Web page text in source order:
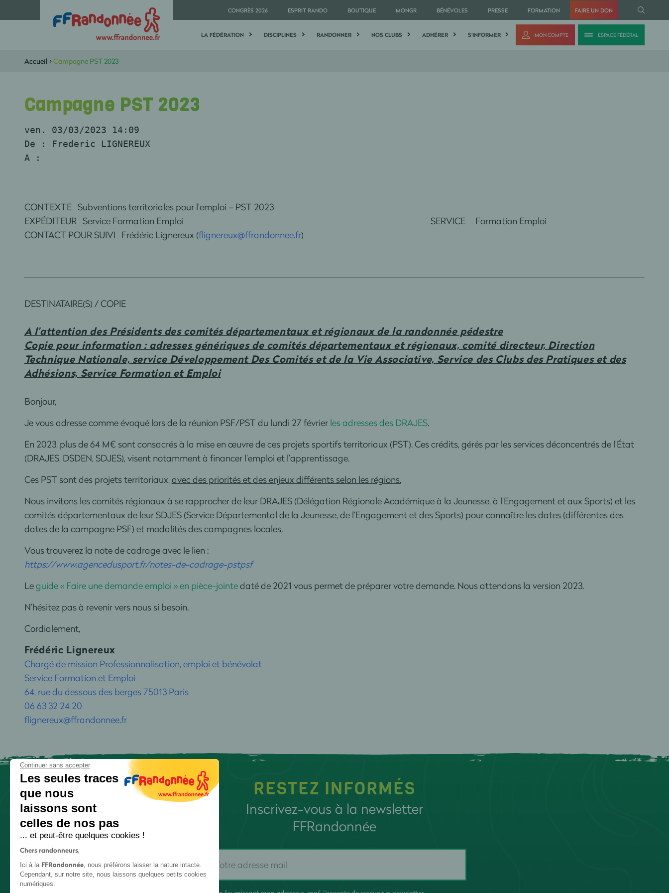
CONGRÈS 2026 ESPRIT RANDO BOUTIQUE MONGR BÉNÉVOLES PRESSE FORMATION FAIRE UN DON
LA FÉDÉRATION DISCIPLINES RANDONNER NOS CLUBS ADHÉRER S'INFORMER MON COMPTE ESPACE FÉDÉRAL
Accueil >Campagne PST 2023
Campagne PST 2023
ven. 03/03/2023 14:09
De : Frederic LIGNEREUX
A :
CONTEXTE Subventions territoriales pour l’emploi – PST 2023
EXPÉDITEUR Service Formation Emploi SERVICE Formation Emploi
CONTACT POUR SUIVI Frédéric Lignereux (flignereux@ffrandonnee.fr)
DESTINATAIRE(S) / COPIE
A l’attention des Présidents des comités départementaux et régionaux de la randonnée pédestre
Copie pour information : adresses génériques de comités départementaux et régionaux, comité directeur, Direction
Technique Nationale, service Développement Des Comités et de la Vie Associative, Service des Clubs des Pratiques et des
Adhésions, Service Formation et Emploi
Bonjour,
Je vous adresse comme évoqué lors de la réunion PSF/PST du lundi 27 février les adresses des DRAJES.
En 2023, plus de 64 M€ sont consacrés à la mise en œuvre de ces projets sportifs territoriaux (PST). Ces crédits, gérés par les services déconcentrés de l’État
(DRAJES, DSDEN, SDJES), visent notamment à financer l’emploi et l’apprentissage.
Ces PST sont des projets territoriaux,avec des priorités et des enjeux différents selon les régions.
Nous invitons les comités régionaux à se rapprocher de leur DRAJES (Délégation Régionale Académique à la Jeunesse, à l’Engagement et aux Sports) et les
comités départementaux de leur SDJES (Service Départemental de la Jeunesse, de l’Engagement et des Sports) pour connaître les dates (différentes des
dates de la campagne PSF) et modalités des campagnes locales.
Vous trouverez la note de cadrage avec le lien :
https://www.agencedusport.fr/notes-de-cadrage-pstpsf
Leguide « Faire une demande emploi » en pièce-jointedaté de 2021 vous permet de préparer votre demande. Nous attendons la version 2023.
N’hésitez pas à revenir vers nous si besoin.
Cordialement,
Frédéric Lignereux
Chargé de mission Professionnalisation, emploi et bénévolat
Service Formation et Emploi
64, rue du dessous des berges 75013 Paris
06 63 32 24 20
flignereux@ffrandonnee.fr
RESTEZ INFORMÉS
Inscrivez-vous à la newsletter
FFRandonnée
Continuer sans accepter
Les seules traces
que nous
laissons sont
celles de nos pas
... et peut-être quelques cookies !
Chers randonneurs,
Ici à la FFRandonnée, nous préférons laisser la nature intacte.
Cependant, sur notre site, nous laissons quelques petits cookies
numériques.